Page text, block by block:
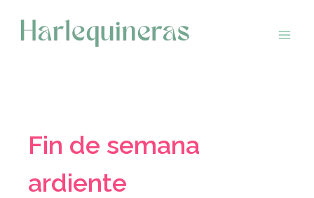
contenido
Fin de semana
ardiente